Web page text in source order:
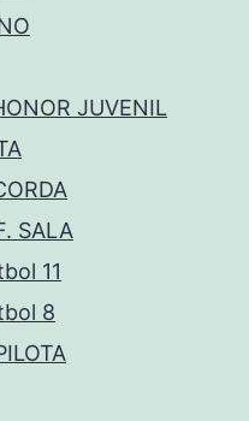
JUVENIL
SALA
11
8